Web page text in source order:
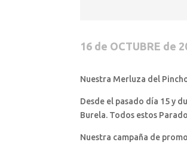
16 de OCTUBRE de
Nuestra Merluza del
Desde el pasado día 15 y
Burela. Todos estos
Nuestra campaña de